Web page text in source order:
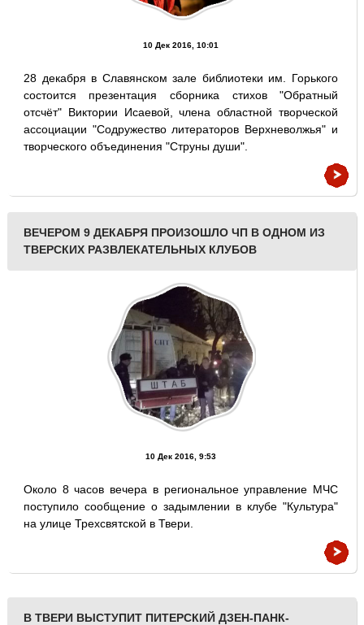
10 Дек 2016, 10:01
28 декабря в Славянском зале библиотеки им. Горького
состоится презентация сборника стихов "Обратный
отсчёт" Виктории Исаевой, члена областной творческой
ассоциации "Содружество литераторов Верхневолжья" и
творческого объединения "Струны души".
ВЕЧЕРОМ 9 ДЕКАБРЯ ПРОИЗОШЛО ЧП В ОДНОМ ИЗ
ТВЕРСКИХ РАЗВЛЕКАТЕЛЬНЫХ КЛУБОВ
10 Дек 2016, 9:53
Около 8 часов вечера в региональное управление МЧС
поступило сообщение о задымлении в клубе "Культура"
на улице Трехсвятской в Твери.
В ТВЕРИ ВЫСТУПИТ ПИТЕРСКИЙ ДЗЕН-ПАНК-